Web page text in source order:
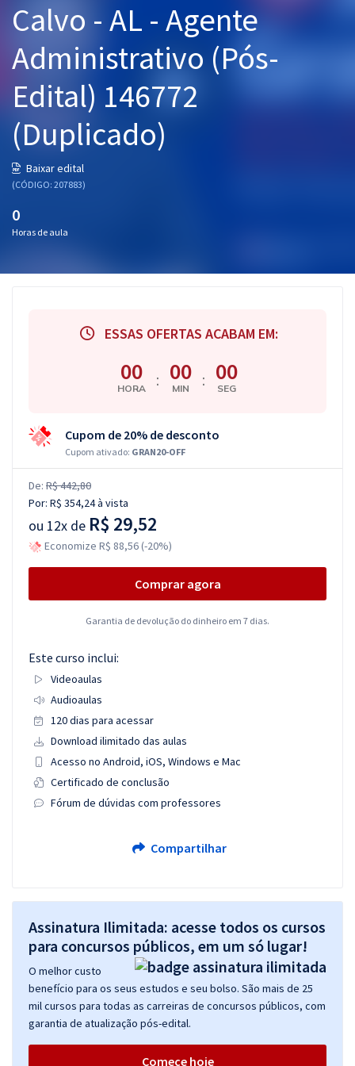
Pós
Graduação
OAB
Mentorias
Questões grátis
Blog
Calvo - AL - Agente
Administrativo (Pós-
Edital) 146772
(Duplicado)
Baixar edital
(CÓDIGO: 207883)
0
Horas de aula
ESSAS OFERTAS ACABAM EM:
00
HORA : 00
MIN : 00
SEG
Cupom de 20% de desconto
Cupom ativado: GRAN20-OFF
De: R$ 442,80
Por: R$ 354,24à vista
ou 12x de R$ 29,52
Economize R$ 88,56 (-20%)
Comprar agora
Garantia de devolução do dinheiro em 7 dias.
Este curso inclui:
Videoaulas
Audioaulas
120 dias para acessar
Download ilimitado das aulas
Acesso no Android, iOS, Windows e Mac
Certificado de conclusão
Fórum de dúvidas com professores
Compartilhar
Assinatura Ilimitada: acesse todos os cursos
para concursos públicos, em um só lugar!
O melhor custo
benefício para os seus estudos e seu bolso. São mais de 25
mil cursos para todas as carreiras de concursos públicos, com
garantia de atualização pós-edital.
Comece hoje